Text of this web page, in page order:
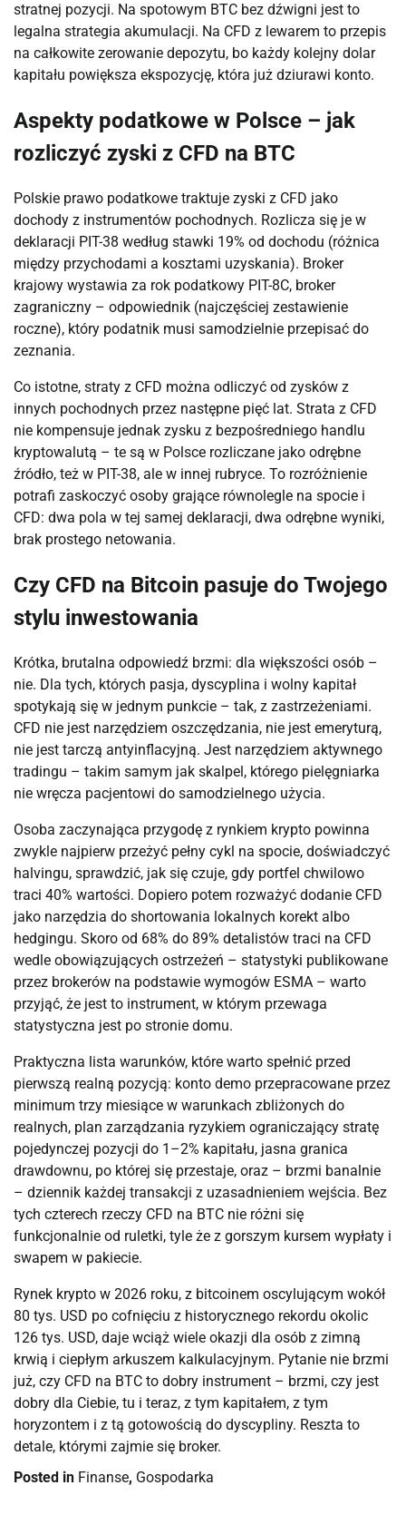
stratnej pozycji. Na spotowym BTC bez dźwigni jest to
legalna strategia akumulacji. Na CFD z lewarem to przepis
na całkowite zerowanie depozytu, bo każdy kolejny dolar
kapitału powiększa ekspozycję, która już dziurawi konto.
Aspekty podatkowe w Polsce – jak
rozliczyć zyski z CFD na BTC
Polskie prawo podatkowe traktuje zyski z CFD jako
dochody z instrumentów pochodnych. Rozlicza się je w
deklaracji PIT-38 według stawki 19% od dochodu (różnica
między przychodami a kosztami uzyskania). Broker
krajowy wystawia za rok podatkowy PIT-8C, broker
zagraniczny – odpowiednik (najczęściej zestawienie
roczne), który podatnik musi samodzielnie przepisać do
zeznania.
Co istotne, straty z CFD można odliczyć od zysków z
innych pochodnych przez następne pięć lat. Strata z CFD
nie kompensuje jednak zysku z bezpośredniego handlu
kryptowalutą – te są w Polsce rozliczane jako odrębne
źródło, też w PIT-38, ale w innej rubryce. To rozróżnienie
potrafi zaskoczyć osoby grające równolegle na spocie i
CFD: dwa pola w tej samej deklaracji, dwa odrębne wyniki,
brak prostego netowania.
Czy CFD na Bitcoin pasuje do Twojego
stylu inwestowania
Krótka, brutalna odpowiedź brzmi: dla większości osób –
nie. Dla tych, których pasja, dyscyplina i wolny kapitał
spotykają się w jednym punkcie – tak, z zastrzeżeniami.
CFD nie jest narzędziem oszczędzania, nie jest emeryturą,
nie jest tarczą antyinflacyjną. Jest narzędziem aktywnego
tradingu – takim samym jak skalpel, którego pielęgniarka
nie wręcza pacjentowi do samodzielnego użycia.
Osoba zaczynająca przygodę z rynkiem krypto powinna
zwykle najpierw przeżyć pełny cykl na spocie, doświadczyć
halvingu, sprawdzić, jak się czuje, gdy portfel chwilowo
traci 40% wartości. Dopiero potem rozważyć dodanie CFD
jako narzędzia do shortowania lokalnych korekt albo
hedgingu. Skoro od 68% do 89% detalistów traci na CFD
wedle obowiązujących ostrzeżeń – statystyki publikowane
przez brokerów na podstawie wymogów ESMA – warto
przyjąć, że jest to instrument, w którym przewaga
statystyczna jest po stronie domu.
Praktyczna lista warunków, które warto spełnić przed
pierwszą realną pozycją: konto demo przepracowane przez
minimum trzy miesiące w warunkach zbliżonych do
realnych, plan zarządzania ryzykiem ograniczający stratę
pojedynczej pozycji do 1–2% kapitału, jasna granica
drawdownu, po której się przestaje, oraz – brzmi banalnie
– dziennik każdej transakcji z uzasadnieniem wejścia. Bez
tych czterech rzeczy CFD na BTC nie różni się
funkcjonalnie od ruletki, tyle że z gorszym kursem wypłaty i
swapem w pakiecie.
Rynek krypto w 2026 roku, z bitcoinem oscylującym wokół
80 tys. USD po cofnięciu z historycznego rekordu okolic
126 tys. USD, daje wciąż wiele okazji dla osób z zimną
krwią i ciepłym arkuszem kalkulacyjnym. Pytanie nie brzmi
już, czy CFD na BTC to dobry instrument – brzmi, czy jest
dobry dla Ciebie, tu i teraz, z tym kapitałem, z tym
horyzontem i z tą gotowością do dyscypliny. Reszta to
detale, którymi zajmie się broker.
Posted in Finanse, Gospodarka